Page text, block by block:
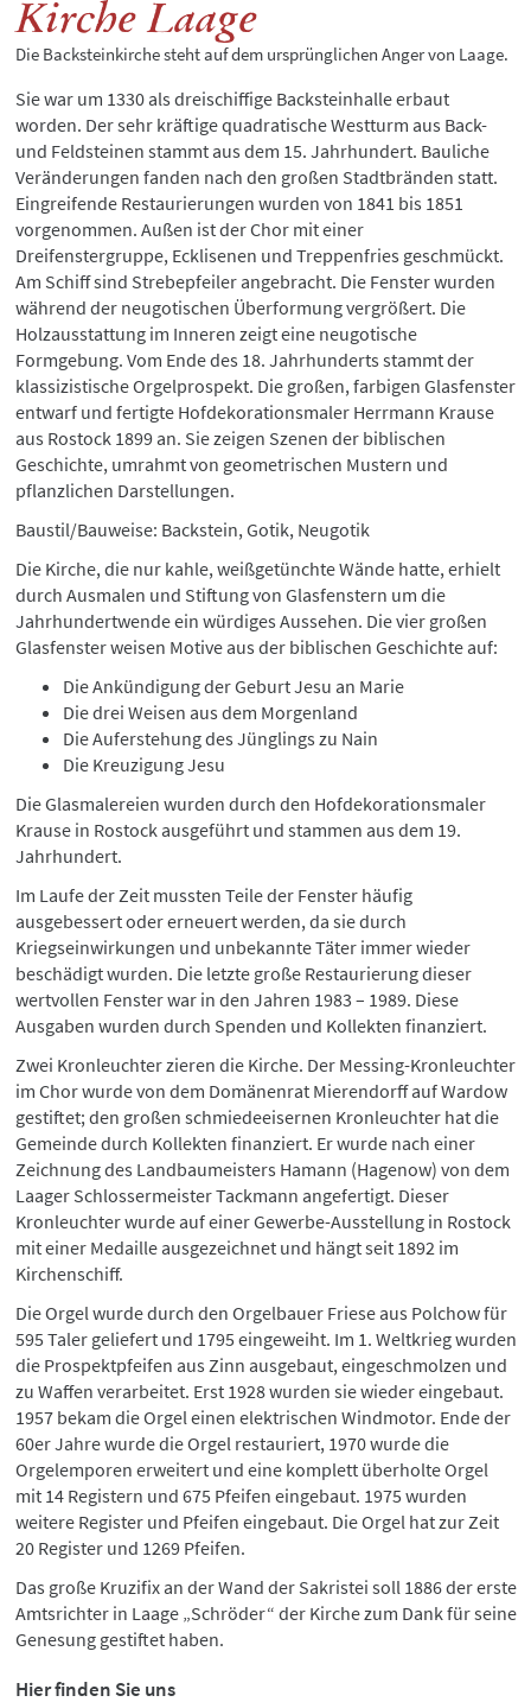
Kirche Laage
Die Backsteinkirche steht auf dem ursprünglichen Anger von Laage.
Sie war um 1330 als dreischiffige Backsteinhalle erbaut
worden. Der sehr kräftige quadratische Westturm aus Back-
und Feldsteinen stammt aus dem 15. Jahrhundert. Bauliche
Veränderungen fanden nach den großen Stadtbränden statt.
Eingreifende Restaurierungen wurden von 1841 bis 1851
vorgenommen. Außen ist der Chor mit einer
Dreifenstergruppe, Ecklisenen und Treppenfries geschmückt.
Am Schiff sind Strebepfeiler angebracht. Die Fenster wurden
während der neugotischen Überformung vergrößert. Die
Holzausstattung im Inneren zeigt eine neugotische
Formgebung. Vom Ende des 18. Jahrhunderts stammt der
klassizistische Orgelprospekt. Die großen, farbigen Glasfenster
entwarf und fertigte Hofdekorationsmaler Herrmann Krause
aus Rostock 1899 an. Sie zeigen Szenen der biblischen
Geschichte, umrahmt von geometrischen Mustern und
pflanzlichen Darstellungen.
Baustil/Bauweise: Backstein, Gotik, Neugotik
Die Kirche, die nur kahle, weißgetünchte Wände hatte, erhielt
durch Ausmalen und Stiftung von Glasfenstern um die
Jahrhundertwende ein würdiges Aussehen. Die vier großen
Glasfenster weisen Motive aus der biblischen Geschichte auf:
Die Ankündigung der Geburt Jesu an Marie
Die drei Weisen aus dem Morgenland
Die Auferstehung des Jünglings zu Nain
Die Kreuzigung Jesu
Die Glasmalereien wurden durch den Hofdekorationsmaler
Krause in Rostock ausgeführt und stammen aus dem 19.
Jahrhundert.
Im Laufe der Zeit mussten Teile der Fenster häufig
ausgebessert oder erneuert werden, da sie durch
Kriegseinwirkungen und unbekannte Täter immer wieder
beschädigt wurden. Die letzte große Restaurierung dieser
wertvollen Fenster war in den Jahren 1983 – 1989. Diese
Ausgaben wurden durch Spenden und Kollekten finanziert.
Zwei Kronleuchter zieren die Kirche. Der Messing-Kronleuchter
im Chor wurde von dem Domänenrat Mierendorff auf Wardow
gestiftet; den großen schmiedeeisernen Kronleuchter hat die
Gemeinde durch Kollekten finanziert. Er wurde nach einer
Zeichnung des Landbaumeisters Hamann (Hagenow) von dem
Laager Schlossermeister Tackmann angefertigt. Dieser
Kronleuchter wurde auf einer Gewerbe-Ausstellung in Rostock
mit einer Medaille ausgezeichnet und hängt seit 1892 im
Kirchenschiff.
Die Orgel wurde durch den Orgelbauer Friese aus Polchow für
595 Taler geliefert und 1795 eingeweiht. Im 1. Weltkrieg wurden
die Prospektpfeifen aus Zinn ausgebaut, eingeschmolzen und
zu Waffen verarbeitet. Erst 1928 wurden sie wieder eingebaut.
1957 bekam die Orgel einen elektrischen Windmotor. Ende der
60er Jahre wurde die Orgel restauriert, 1970 wurde die
Orgelemporen erweitert und eine komplett überholte Orgel
mit 14 Registern und 675 Pfeifen eingebaut. 1975 wurden
weitere Register und Pfeifen eingebaut. Die Orgel hat zur Zeit
20 Register und 1269 Pfeifen.
Das große Kruzifix an der Wand der Sakristei soll 1886 der erste
Amtsrichter in Laage „Schröder“ der Kirche zum Dank für seine
Genesung gestiftet haben.
Hier finden Sie uns